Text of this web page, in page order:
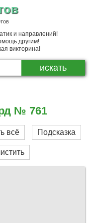
и направлений!
другим!
викторина!
№ 761
всё Подсказка